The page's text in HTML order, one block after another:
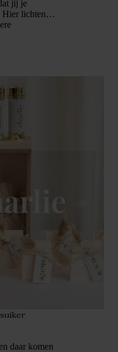
jij je
Hier lichten…
daar komen